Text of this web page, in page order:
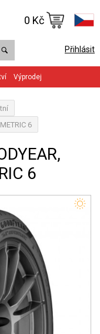
Přihlásit
0 Kč
Výprodej
6
6